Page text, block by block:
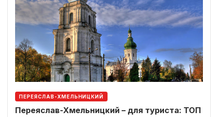
ПЕРЕЯСЛАВ-ХМЕЛЬНИЦКИЙ
Переяслав-Хмельницкий – для туриста: ТОП